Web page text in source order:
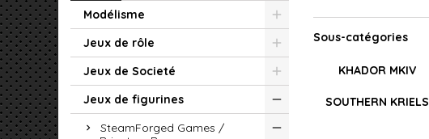
Modélisme
Jeux de rôle
Jeux de Societé
Jeux de figurines
SteamForged Games /
Sous-catégories
KHADOR MKIV
SOUTHERN KRIELS